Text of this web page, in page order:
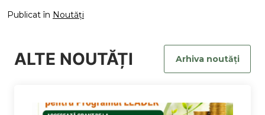
Publicat în Noutăți
ALTE NOUTĂȚI Arhiva noutăți